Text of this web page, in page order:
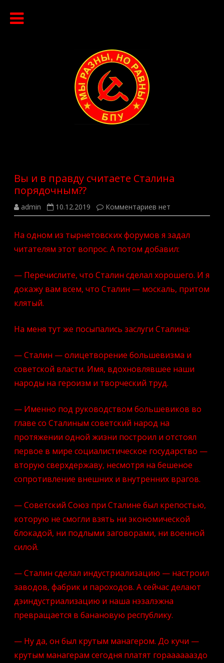
Вы и в правду считаете Сталина
порядочным??
admin 10.12.2019 Комментариев к
записи
в
правду
считаете
Сталина
нет
На одном из тырнетовских форумов я задал
читателям этот вопрос. А потом добавил:
— Перечислите, что Сталин сделал хорошего. И я
докажу вам всем, что Сталин — москаль, притом
клятый.
На меня тут же посыпались заслуги Сталина:
— Сталин — олицетворение большевизма и
советской власти. Имя, вдохновлявшее наши
народы на героизм и творческий труд.
— Именно под руководством большевиков во
главе со Сталиным советский народ на
протяжении одной жизни построил и отстоял
первое в мире социалистическое государство —
вторую сверхдержаву, несмотря на бешеное
сопротивление внешних и внутренних врагов.
— Советский Союз при Сталине был крепостью,
которую не смогли взять ни экономической
блокадой, ни подлыми заговорами, ни военной
силой.
— Сталин сделал индустриализацию — настроил
заводов, фабрик и пароходов. А сейчас делают
дэиндустриализацию и наша нэзалэжна
превращается в банановую республику.
— Ну да, он был крутым манагером. До кучи —
крутым манагерам сегодня платят горааааааздо